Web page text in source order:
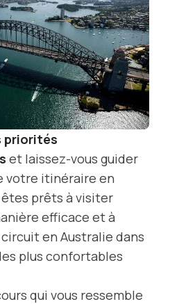
priorités
et laissez-vous guider
votre itinéraire en
êtes prêts à visiter
efficace et à
en Australie dans
plus confortables
qui vous ressemble